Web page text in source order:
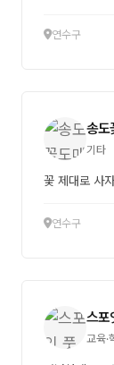
연수구
송도
기타
꽃 제대로 사
연수구
스포
교육·